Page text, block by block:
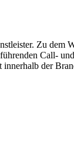
Zu dem
Call-
der